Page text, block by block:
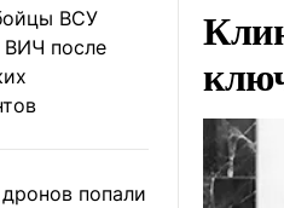
ВСУ
ВИЧ после
попали